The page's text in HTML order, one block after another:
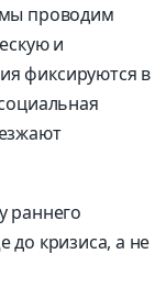
проводим
и
фиксируются в
раннего
до кризиса, а не